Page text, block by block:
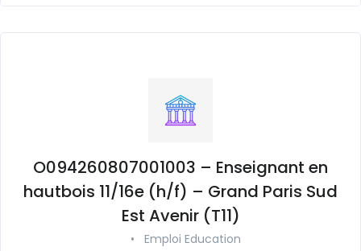
O094260807001003 – Enseignant en
hautbois 11/16e (h/f) – Grand Paris Sud
Est Avenir (T11)
• Emploi Education